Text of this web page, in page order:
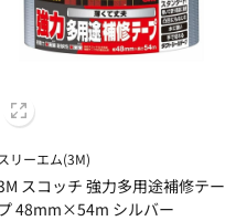
スリーエム(3M)
スコッチ 強力多用途補修テー
48mm×54m シルバー